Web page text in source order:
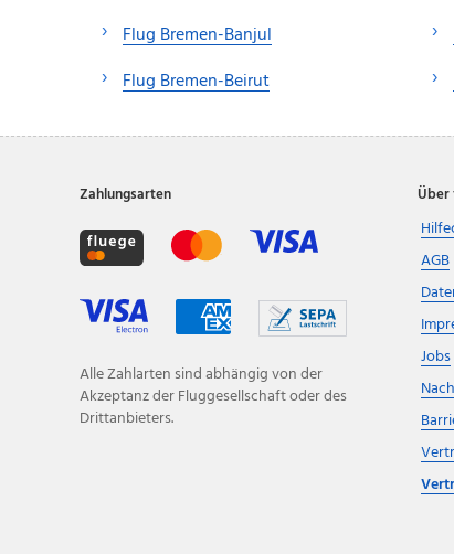
Flug Bremen-Banjul
Flug Bremen-Beirut